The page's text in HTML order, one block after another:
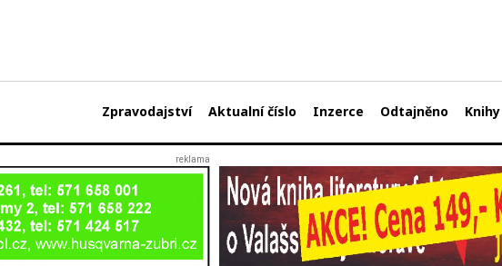
Zpravodajství Aktualní číslo Inzerce Odtajněno Knihy